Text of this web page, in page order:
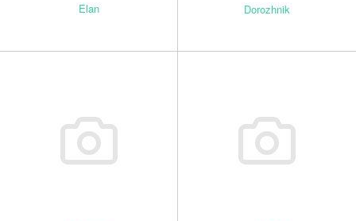
Elan Dorozhnik